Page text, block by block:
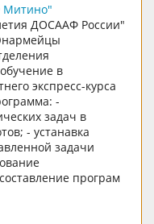
Митино"
ДОСААФ России"
в
экспресс-курса
-
задач в
- устанавка
задачи
програм